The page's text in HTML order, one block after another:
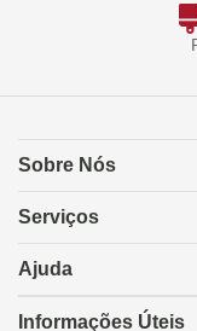
Sobre Nós
Serviços
Ajuda
Informações Úteis